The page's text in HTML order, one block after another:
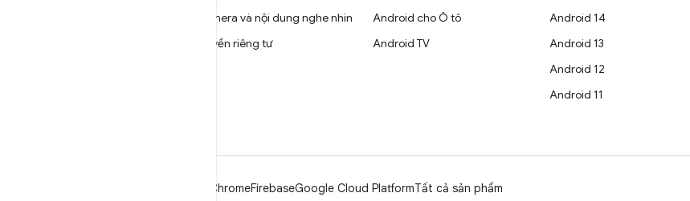
Camera và nội dung nghe nhìn
Quyền riêng tư
Android cho Ô tô
Android TV
Android 14
Android 13
Android 12
Android 11
ChromeFirebaseGoogle Cloud PlatformTất cả sản phẩm